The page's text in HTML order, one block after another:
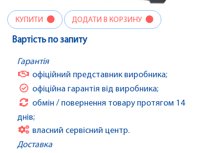
КУПИТИ ДОДАТИ В КОРЗИНУ
Вартість по запиту
Гарантія
офіційний представник виробника;
офіційна гарантія від виробника;
обмін / повернення товару протягом 14
днів;
власний сервісний центр.
Доставка